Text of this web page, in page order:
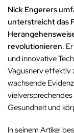
Nick Engerers
unterstreicht das
revolutionieren.
und innovative
Vagusnerv effektiv
wachsende
Gesundheit und
In seinem Artikel